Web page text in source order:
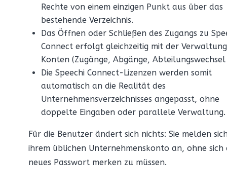
Rechte von einem einzigen Punkt aus über das
bestehende Verzeichnis.
Das Öffnen oder Schließen des Zugangs zu
Connect erfolgt gleichzeitig mit der
Konten (Zugänge, Abgänge, Abteilungswechsel
Die Speechi Connect-Lizenzen werden somit
automatisch an die Realität des
Unternehmensverzeichnisses angepasst, ohne
doppelte Eingaben oder parallele Verwaltung.
Für die Benutzer ändert sich nichts: Sie melden
ihrem üblichen Unternehmenskonto an, ohne sich
neues Passwort merken zu müssen.